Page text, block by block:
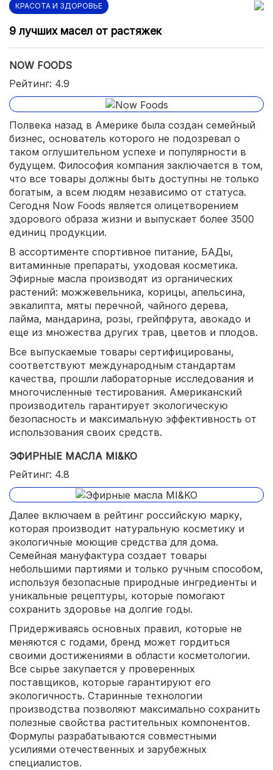
КРАСОТА И ЗДОРОВЬЕ
9 лучших масел от растяжек
NOW FOODS
Рейтинг: 4.9
Полвека назад в Америке была создан семейный
бизнес, основатель которого не подозревал о
таком оглушительном успехе и популярности в
будущем. Философия компания заключается в том,
что все товары должны быть доступны не только
богатым, а всем людям независимо от статуса.
Сегодня Now Foods является олицетворением
здорового образа жизни и выпускает более 3500
единиц продукции.
В ассортименте спортивное питание, БАДы,
витаминные препараты, уходовая косметика.
Эфирные масла производят из органических
растений: можжевельника, корицы, апельсина,
эвкалипта, мяты перечной, чайного дерева,
лайма, мандарина, розы, грейпфрута, авокадо и
еще из множества других трав, цветов и плодов.
Все выпускаемые товары сертифицированы,
соответствуют международным стандартам
качества, прошли лабораторные исследования и
многочисленные тестирования. Американский
производитель гарантирует экологическую
безопасность и максимальную эффективность от
использования своих средств.
ЭФИРНЫЕ МАСЛА MI&KO
Рейтинг: 4.8
Далее включаем в рейтинг российскую марку,
которая производит натуральную косметику и
экологичные моющие средства для дома.
Семейная мануфактура создает товары
небольшими партиями и только ручным способом,
используя безопасные природные ингредиенты и
уникальные рецептуры, которые помогают
сохранить здоровье на долгие годы.
Придерживаясь основных правил, которые не
меняются с годами, бренд может гордиться
своими достижениями в области косметологии.
Все сырье закупается у проверенных
поставщиков, которые гарантируют его
экологичность. Старинные технологии
производства позволяют максимально сохранить
полезные свойства растительных компонентов.
Формулы разрабатываются совместными
усилиями отечественных и зарубежных
специалистов.